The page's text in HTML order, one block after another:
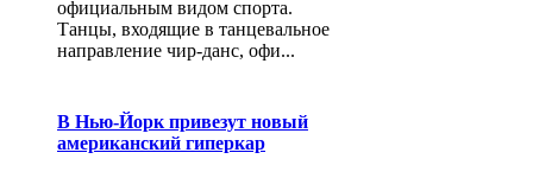
официальным видом спорта.
Танцы, входящие в танцевальное
направление чир-данс, офи...
В Нью-Йорк привезут новый
американский гиперкар